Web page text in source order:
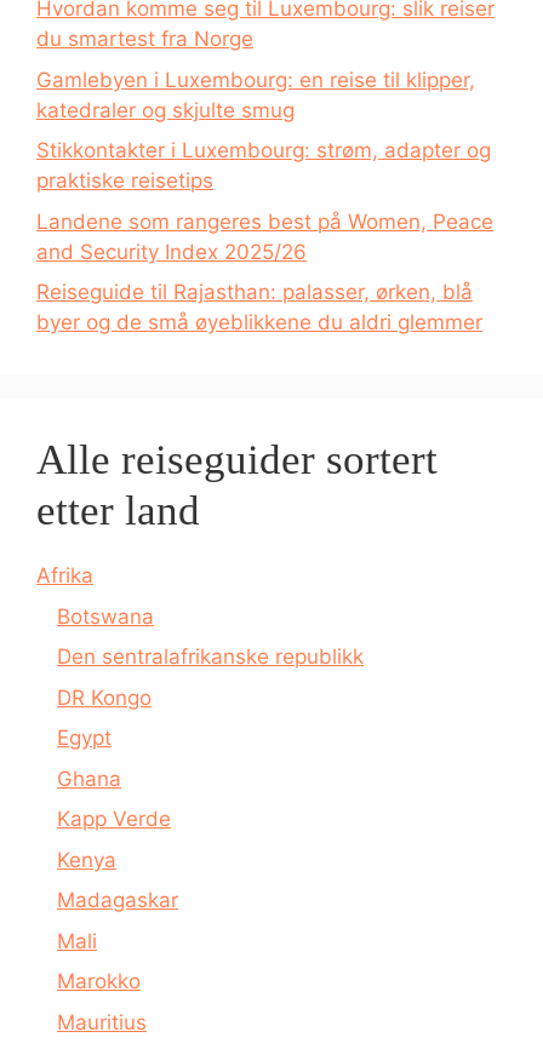
Hvordan komme seg til Luxembourg: slik reiser
du smartest fra Norge
Gamlebyen i Luxembourg: en reise til klipper,
katedraler og skjulte smug
Stikkontakter i Luxembourg: strøm, adapter og
praktiske reisetips
Landene som rangeres best på Women, Peace
and Security Index 2025/26
Reiseguide til Rajasthan: palasser, ørken, blå
byer og de små øyeblikkene du aldri glemmer
Alle reiseguider sortert
etter land
Afrika
Botswana
Den sentralafrikanske republikk
DR Kongo
Egypt
Ghana
Kapp Verde
Kenya
Madagaskar
Mali
Marokko
Mauritius